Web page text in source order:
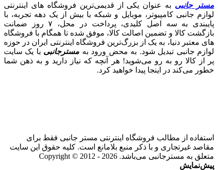
مستر جانبی به عنوان یکی از قدیمی‌ترین فروشگاه های اینترنتی
لوازم جانبی کامپیوتر، موبایل و شبکه با بیش از یک دهه تجربه، با
پایبندی به سه اصل کلیدی، پرداخت در محل، ۷ روز ضمانت
بازگشت کالا و تضمین اصالت کالا، موفق شده تا همگام با فروشگاه‌
های معتبر دنیا، به یک از بزرگ‌ترین فروشگاه اینترنتی ایران در حوزه
لوازم جانبی تبدیل شود. به محض ورود به مسترجانبی با یک سایت
پر از کالا رو به رو می‌شوید! هر آنچه که نیاز دارید و به ذهن شما
خطور می‌کند در اینجا پیدا خواهید کرد.
استفاده از مطالب فروشگاه اینترنتی مستر جانبی فقط برای
مقاصد غیرتجاری و با ذکر منبع بلامانع است. کلیه حقوق این سایت
متعلق به مسترجانبی می‌باشد. Copyright © 2012 - 2026
پیش‌نمایش